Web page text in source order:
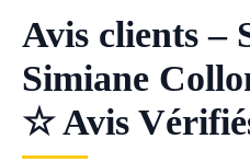
Avis clients –
Simiane
☆ Avis